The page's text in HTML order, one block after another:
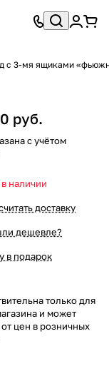
с 3-мя ящиками
руб.
с учётом
наличии
доставку
дешевле?
в подарок
только для
и может
от цен в розничных